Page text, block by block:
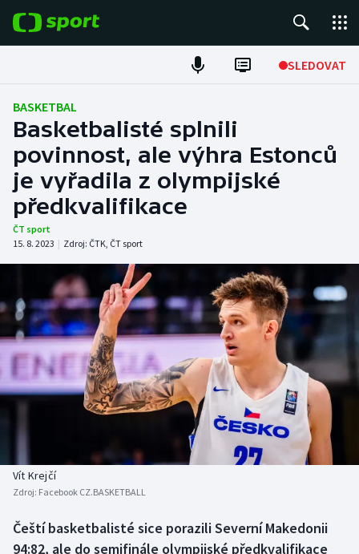
SLEDOVAT
Fotbal
Hokej
Tenis
Atletika
DALŠÍ SPORTY
Americký fotbal
Baseball a softbal
Basketbal
Boby a skeleton
Box
NEPŘEHLÉDNĚTE
Soutěže
Historické návraty
Aplikace ČT sport
AZ kvíz
BASKETBAL
Basketbalisté splnili
povinnost, ale výhra Estonců
je vyřadila z olympijské
předkvalifikace
ČT sport
15. 8. 2023 | Zdroj: ČTK, ČT sport
Vít Krejčí
Zdroj: Facebook CZ.BASKETBALL
Čeští basketbalisté sice porazili Severní Makedonii
94:82, ale do semifinále olympijské předkvalifikace